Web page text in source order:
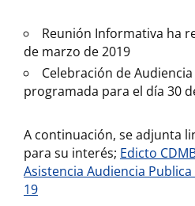
Reunión Informativa ha
de marzo de 2019
Celebración de
programada para el día 30
A continuación, se adjunta
para su interés; Edicto
Asistencia Audiencia
19